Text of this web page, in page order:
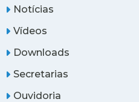
Notícias
Vídeos
Downloads
Secretarias
Ouvidoria